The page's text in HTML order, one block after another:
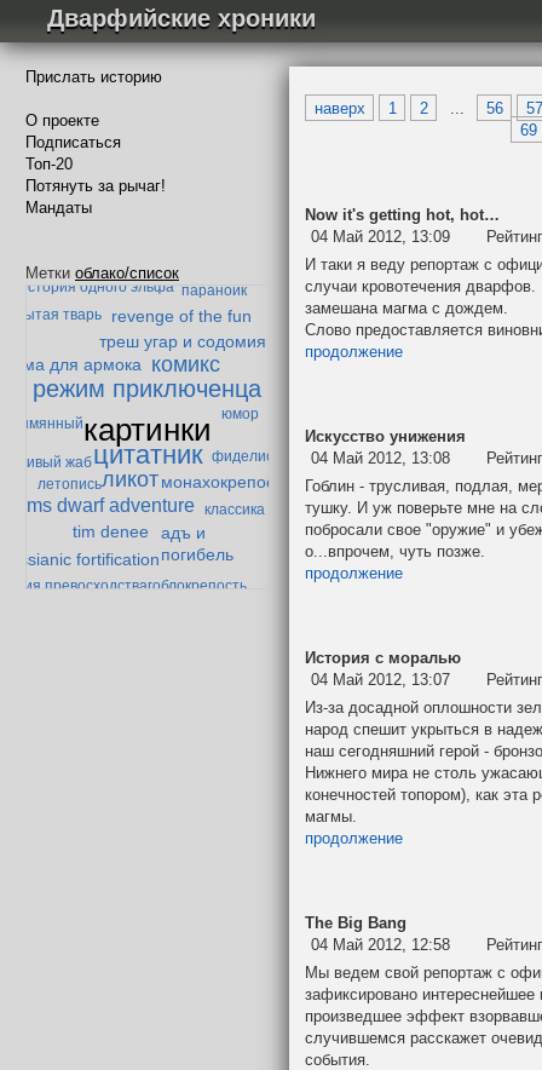
Дварфийские хроники
Прислать историю
О проекте
Подписаться
Топ-20
Потянуть за рычаг!
Мандаты
Метки облако/список
картинки
цитатник
режим приключенца
ликот
комикс
ms dwarf adventure
треш угар и содомия
tim denee
адъ и
погибель
revenge of the fun
fortification
для армока
монахокрепость
фиделис
классика
превосходства
параноик
история одного эльфа
гоблокрепость
юмор
летопись
забытая тварь
ленивый жаб
наверх 1 2 56
57
69
Now it's getting hot, hot…
04 Май 2012, 13:09
И таки я веду репортаж с
случаи кровотечения
замешана магма с дождем.
Слово предоставляется
продолжение
Искусство унижения
04 Май 2012, 13:08
Гоблин - трусливая, подлая,
тушку. И уж поверьте мне на
побросали свое "оружие" и
о...впрочем, чуть позже.
продолжение
История с моралью
04 Май 2012, 13:07
Из-за досадной оплошности
народ спешит укрыться в
наш сегодняшний герой -
Нижнего мира не столь
конечностей топором), как эта
магмы.
продолжение
The Big Bang
04 Май 2012, 12:58
Мы ведем свой репортаж с
зафиксировано
произведшее эффект
случившемся расскажет
события.